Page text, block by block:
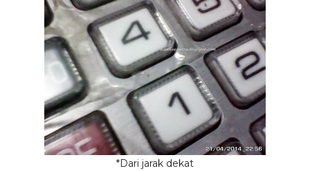
*Dari jarak dekat